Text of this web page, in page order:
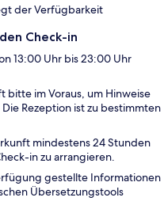
der Verfügbarkeit
Check-in
13:00 Uhr bis 23:00 Uhr
bitte im Voraus, um Hinweise
Rezeption ist zu bestimmten
mindestens 24 Stunden
in zu arrangieren.
gestellte Informationen
Übersetzungstools